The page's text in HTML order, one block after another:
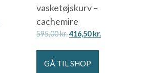
vasketøjskurv –
cachemire
595,00kr.416,50kr.
GÅ TIL SHOP